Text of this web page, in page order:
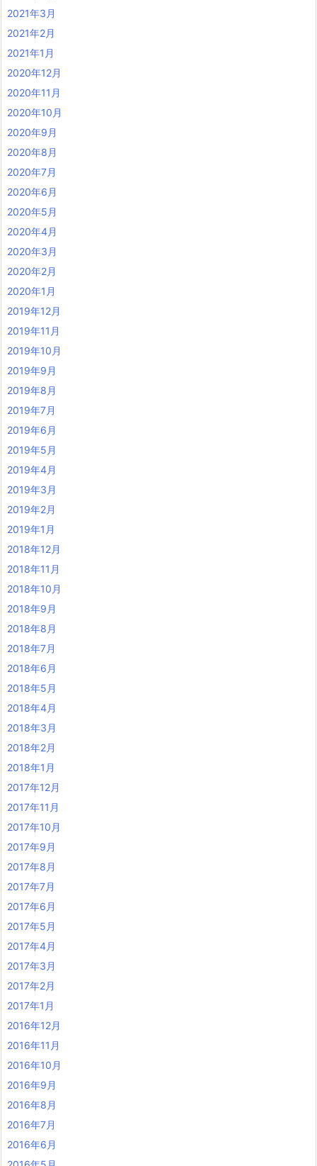
2021年3月
2021年2月
2021年1月
2020年12月
2020年11月
2020年10月
2020年9月
2020年8月
2020年7月
2020年6月
2020年5月
2020年4月
2020年3月
2020年2月
2020年1月
2019年12月
2019年11月
2019年10月
2019年9月
2019年8月
2019年7月
2019年6月
2019年5月
2019年4月
2019年3月
2019年2月
2019年1月
2018年12月
2018年11月
2018年10月
2018年9月
2018年8月
2018年7月
2018年6月
2018年5月
2018年4月
2018年3月
2018年2月
2018年1月
2017年12月
2017年11月
2017年10月
2017年9月
2017年8月
2017年7月
2017年6月
2017年5月
2017年4月
2017年3月
2017年2月
2017年1月
2016年12月
2016年11月
2016年10月
2016年9月
2016年8月
2016年7月
2016年6月